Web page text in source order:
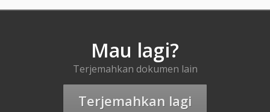
Mau lagi?
Terjemahkan dokumen lain
Terjemahkan lagi